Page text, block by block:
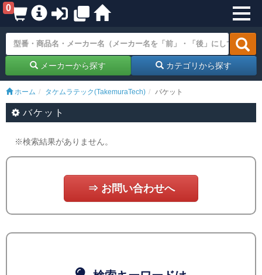
0
メーカーから探す カテゴリから探す
ホーム タケムラテック(TakemuraTech) バケット
バケット
※検索結果がありません。
⇒ お問い合わせへ